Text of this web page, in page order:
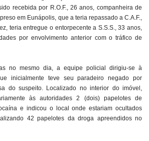
recebida por R.O.F., 26 anos, companheira de
em Eunápolis, que a teria repassado a C.A.F.,
teria entregue o entorpecente a S.S.S., 33 anos,
por envolvimento anterior com o tráfico de
no mesmo dia, a equipe policial dirigiu-se à
inicialmente teve seu paradeiro negado por
do suspeito. Localizado no interior do imóvel,
às autoridades 2 (dois) papelotes de
e indicou o local onde estariam ocultados
42 papelotes da droga apreendidos no